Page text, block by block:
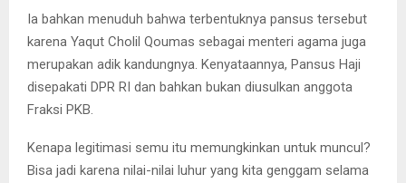
Ia bahkan menuduh bahwa terbentuknya pansus tersebut
karena Yaqut Cholil Qoumas sebagai menteri agama juga
merupakan adik kandungnya. Kenyataannya, Pansus Haji
disepakati DPR RI dan bahkan bukan diusulkan anggota
Fraksi PKB.
Kenapa legitimasi semu itu memungkinkan untuk muncul?
Bisa jadi karena nilai-nilai luhur yang kita genggam selama